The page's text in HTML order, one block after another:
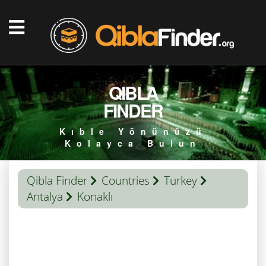
QIBLA
FINDER
Kıble Yönünüzü
Kolayca Bulun
Qibla Finder Countries
Turkey
Antalya
Konaklı